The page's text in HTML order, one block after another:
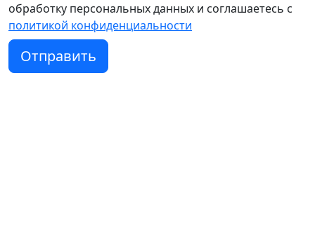
обработку персональных данных и соглашаетесь c
политикой конфиденциальности
Отправить